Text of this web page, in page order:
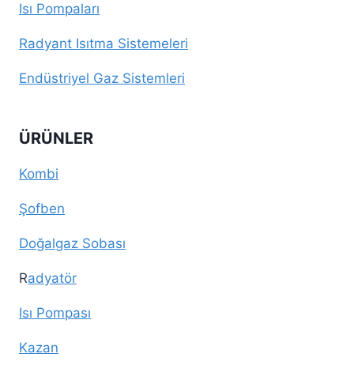
Isı Pompaları
Radyant Isıtma Sistemeleri
Endüstriyel Gaz Sistemleri
ÜRÜNLER
Kombi
Şofben
Doğalgaz Sobası
Radyatör
Isı Pompası
Kazan